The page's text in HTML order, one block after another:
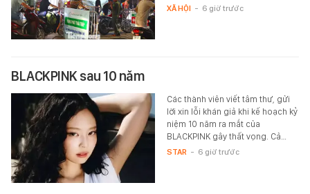
XÃ HỘI - 6 giờ trước
BLACKPINK sau 10 năm
Các thành viên viết tâm thư, gửi
lời xin lỗi khán giả khi kế hoạch kỷ
niệm 10 năm ra mắt của
BLACKPINK gây thất vọng. Cả…
STAR - 6 giờ trước